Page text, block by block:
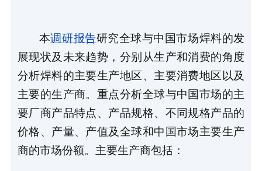
本调研报告研究全球与中国市场焊料的发
展现状及未来趋势，分别从生产和消费的角度
分析焊料的主要生产地区、主要消费地区以及
主要的生产商。重点分析全球与中国市场的主
要厂商产品特点、产品规格、不同规格产品的
价格、产量、产值及全球和中国市场主要生产
商的市场份额。主要生产商包括：